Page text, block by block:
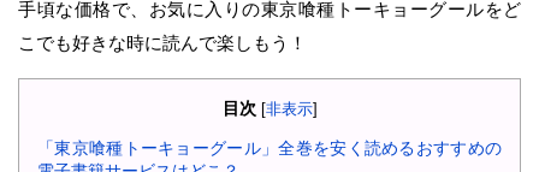
手頃な価格で、お気に入りの東京喰種トーキョーグールをど
こでも好きな時に読んで楽しもう！
目次 [非表示]
「東京喰種トーキョーグール」全巻を安く読めるおすすめの